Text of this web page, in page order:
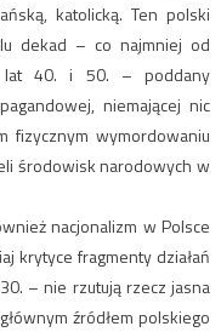
katolicką. Ten polski
dekad – co najmniej od
lat 40. i 50. – poddany
niemającej nic
fizycznym wymordowaniu
środowisk narodowych w
nacjonalizm w Polsce
krytyce fragmenty działań
– nie rzutują rzecz jasna
źródłem polskiego